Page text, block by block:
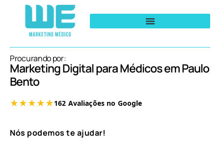
Procurando por:
Marketing Digital para Médicos em Paulo
Bento
Nós podemos te ajudar!